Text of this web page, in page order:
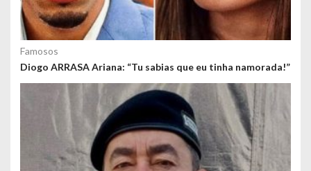
Famosos
Diogo ARRASA Ariana: “Tu sabias que eu tinha namorada!”